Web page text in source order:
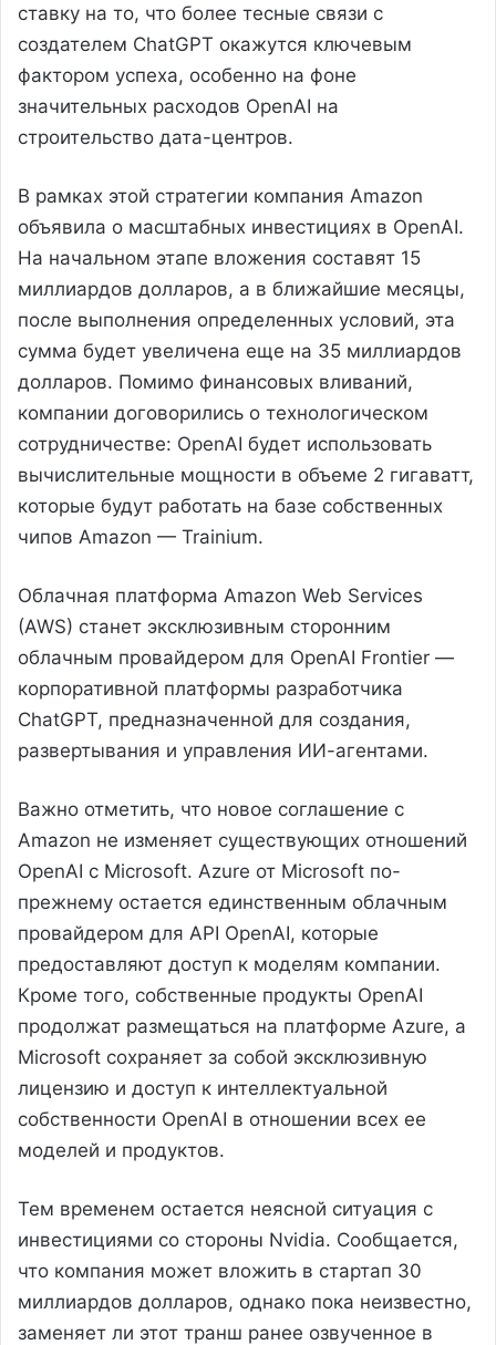
ставку на то, что более тесные связи с
создателем ChatGPT окажутся ключевым
фактором успеха, особенно на фоне
значительных расходов OpenAI на
строительство дата-центров.
В рамках этой стратегии компания Amazon
объявила о масштабных инвестициях в OpenAI.
На начальном этапе вложения составят 15
миллиардов долларов, а в ближайшие месяцы,
после выполнения определенных условий, эта
сумма будет увеличена еще на 35 миллиардов
долларов. Помимо финансовых вливаний,
компании договорились о технологическом
сотрудничестве: OpenAI будет использовать
вычислительные мощности в объеме 2 гигаватт,
которые будут работать на базе собственных
чипов Amazon — Trainium.
Облачная платформа Amazon Web Services
(AWS) станет эксклюзивным сторонним
облачным провайдером для OpenAI Frontier —
корпоративной платформы разработчика
ChatGPT, предназначенной для создания,
развертывания и управления ИИ-агентами.
Важно отметить, что новое соглашение с
Amazon не изменяет существующих отношений
OpenAI с Microsoft. Azure от Microsoft по-
прежнему остается единственным облачным
провайдером для API OpenAI, которые
предоставляют доступ к моделям компании.
Кроме того, собственные продукты OpenAI
продолжат размещаться на платформе Azure, а
Microsoft сохраняет за собой эксклюзивную
лицензию и доступ к интеллектуальной
собственности OpenAI в отношении всех ее
моделей и продуктов.
Тем временем остается неясной ситуация с
инвестициями со стороны Nvidia. Сообщается,
что компания может вложить в стартап 30
миллиардов долларов, однако пока неизвестно,
заменяет ли этот транш ранее озвученное в